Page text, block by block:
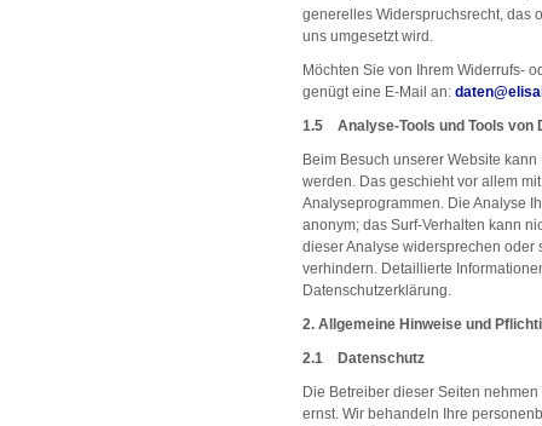
generelles Widerspruchsrecht, das
uns umgesetzt wird.
Möchten Sie von Ihrem Widerrufs-
genügt eine E-Mail an: daten@
1.5 Analyse-Tools und Tools von
Beim Besuch unserer Website
werden. Das geschieht vor allem
Analyseprogrammen. Die Analyse
anonym; das Surf-Verhalten kann
dieser Analyse widersprechen oder
verhindern. Detaillierte
Datenschutzerklärung.
2. Allgemeine Hinweise und
2.1 Datenschutz
Die Betreiber dieser Seiten
ernst. Wir behandeln Ihre